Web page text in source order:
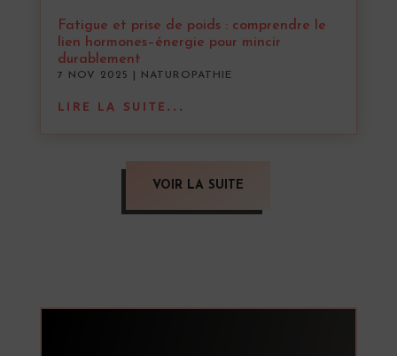
Fatigue et prise de poids : comprendre le
lien hormones–énergie pour mincir
durablement
7 NOV 2025 NATUROPATHIE
LIRE LA SUITE...
VOIR LA SUITE